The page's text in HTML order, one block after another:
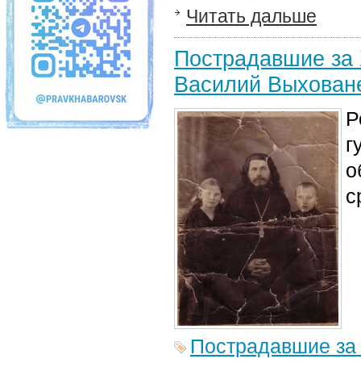
Читать дальше
Пострадавшие
Василий
Пострадавшие за